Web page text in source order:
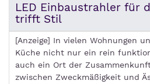
LED Einbaustrahler für
trifft Stil
[Anzeige] In vielen Wohnungen
Küche nicht nur ein rein
auch ein Ort der
zwischen Zweckmäßigkeit und